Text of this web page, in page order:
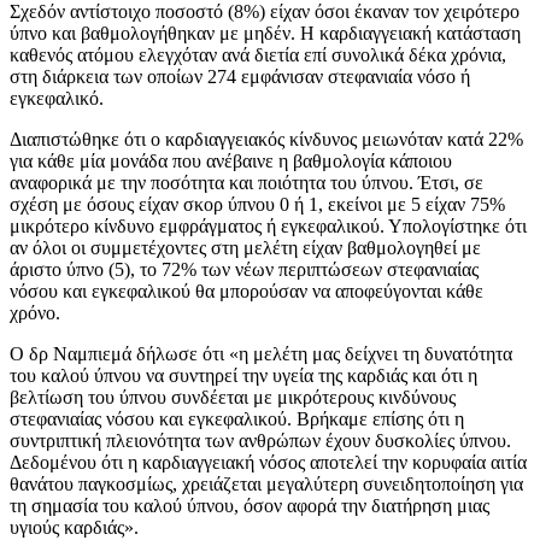
Σχεδόν αντίστοιχο ποσοστό (8%) είχαν όσοι έκαναν τον χειρότερο
ύπνο και βαθμολογήθηκαν με μηδέν. Η καρδιαγγειακή κατάσταση
καθενός ατόμου ελεγχόταν ανά διετία επί συνολικά δέκα χρόνια,
στη διάρκεια των οποίων 274 εμφάνισαν στεφανιαία νόσο ή
εγκεφαλικό.
Διαπιστώθηκε ότι ο καρδιαγγειακός κίνδυνος μειωνόταν κατά 22%
για κάθε μία μονάδα που ανέβαινε η βαθμολογία κάποιου
αναφορικά με την ποσότητα και ποιότητα του ύπνου. Έτσι, σε
σχέση με όσους είχαν σκορ ύπνου 0 ή 1, εκείνοι με 5 είχαν 75%
μικρότερο κίνδυνο εμφράγματος ή εγκεφαλικού. Υπολογίστηκε ότι
αν όλοι οι συμμετέχοντες στη μελέτη είχαν βαθμολογηθεί με
άριστο ύπνο (5), το 72% των νέων περιπτώσεων στεφανιαίας
νόσου και εγκεφαλικού θα μπορούσαν να αποφεύγονται κάθε
χρόνο.
Ο δρ Ναμπιεμά δήλωσε ότι «η μελέτη μας δείχνει τη δυνατότητα
του καλού ύπνου να συντηρεί την υγεία της καρδιάς και ότι η
βελτίωση του ύπνου συνδέεται με μικρότερους κινδύνους
στεφανιαίας νόσου και εγκεφαλικού. Βρήκαμε επίσης ότι η
συντριπτική πλειονότητα των ανθρώπων έχουν δυσκολίες ύπνου.
Δεδομένου ότι η καρδιαγγειακή νόσος αποτελεί την κορυφαία αιτία
θανάτου παγκοσμίως, χρειάζεται μεγαλύτερη συνειδητοποίηση για
τη σημασία του καλού ύπνου, όσον αφορά την διατήρηση μιας
υγιούς καρδιάς».